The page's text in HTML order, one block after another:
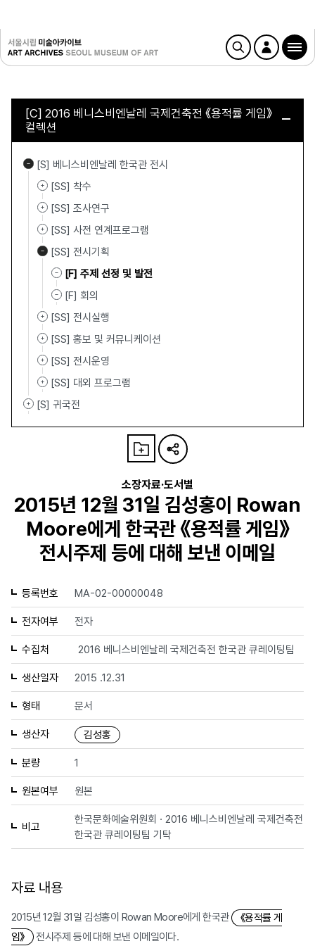
[C] 2016 베니스비엔날레 국제건축전 《용적률 게임》
컬렉션
[S] 베니스비엔날레 한국관 전시
[SS] 착수
[SS] 조사연구
[SS] 사전 연계프로그램
[SS] 전시기획
[F] 주제 선정 및 발전
[F] 회의
[SS] 전시실행
[SS] 홍보 및 커뮤니케이션
[SS] 전시운영
[SS] 대외 프로그램
[S] 귀국전
소장자료·도서별
2015년 12월 31일 김성홍이 Rowan
Moore에게 한국관 《용적률 게임》
전시주제 등에 대해 보낸 이메일
등록번호 MA-02-00000048
전자여부 전자
수집처 2016 베니스비엔날레 국제건축전 한국관 큐레이팅팀
생산일자 2015 .12.31
형태 문서
생산자 김성홍
분량 1
원본여부 원본
비고
한국문화예술위원회 · 2016 베니스비엔날레 국제건축전
한국관 큐레이팅팀 기탁
자료 내용
2015년 12월 31일 김성홍이 Rowan Moore에게 한국관
《용적률 게
임》
전시주제 등에 대해 보낸 이메일이다.